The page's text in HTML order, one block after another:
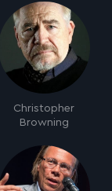
Christopher
Browning